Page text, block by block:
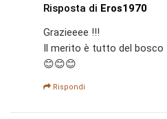
Risposta di Eros1970
Grazieeee !!!
Il merito è tutto del bosco
😊😊😊
Rispondi